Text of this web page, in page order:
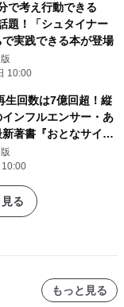
で考え行動できる
題！「シュタイナー
実践できる本が登場
10:00
生回数は7億回超！縦
ンフルエンサー・あ
著書『おとなサイエ
る
もっと見る